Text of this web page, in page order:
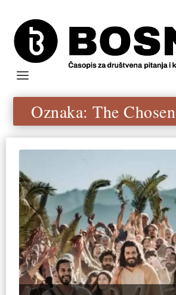
Oznaka:The Chosen